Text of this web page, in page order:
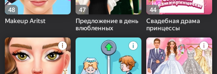
48
Makeup Aritst
47
Предложение в день
влюбленных
44
Свадебная драма
принцессы